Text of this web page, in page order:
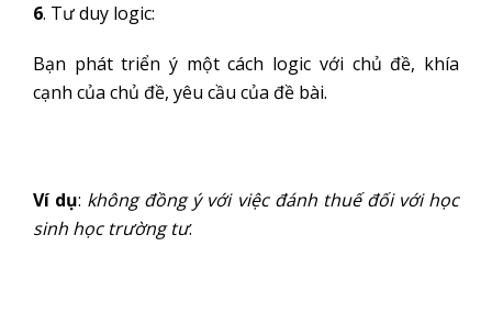
6. Tư duy logic:
Bạn phát triển ý một cách logic với chủ đề, khía
cạnh của chủ đề, yêu cầu của đề bài.
Ví dụ: không đồng ý với việc đánh thuế đối với học
sinh học trường tư.